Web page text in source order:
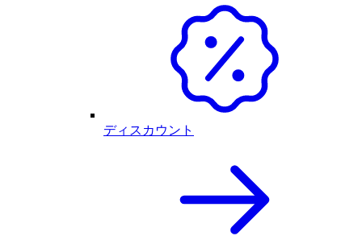
ディスカウント